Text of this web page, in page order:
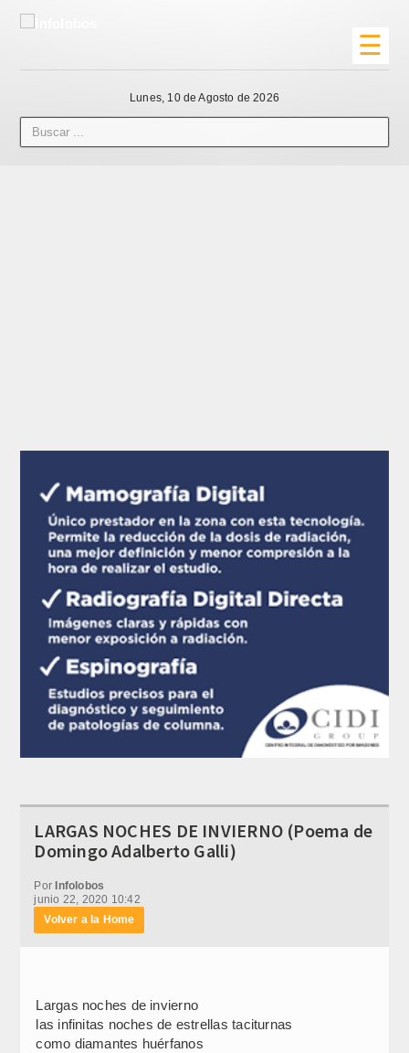
☰
Lunes, 10 de Agosto de 2026
LARGAS NOCHES DE INVIERNO (Poema de
Domingo Adalberto Galli)
Por Infolobos
junio 22, 2020 10:42
Volver a la Home
Largas noches de invierno
las infinitas noches de estrellas taciturnas
como diamantes huérfanos